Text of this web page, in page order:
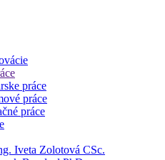
práce
práce
práce
Iveta Zolotová CSc.